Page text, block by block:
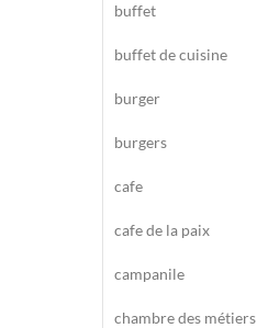
buffet
buffet de cuisine
burger
burgers
cafe
cafe de la paix
campanile
chambre des métiers